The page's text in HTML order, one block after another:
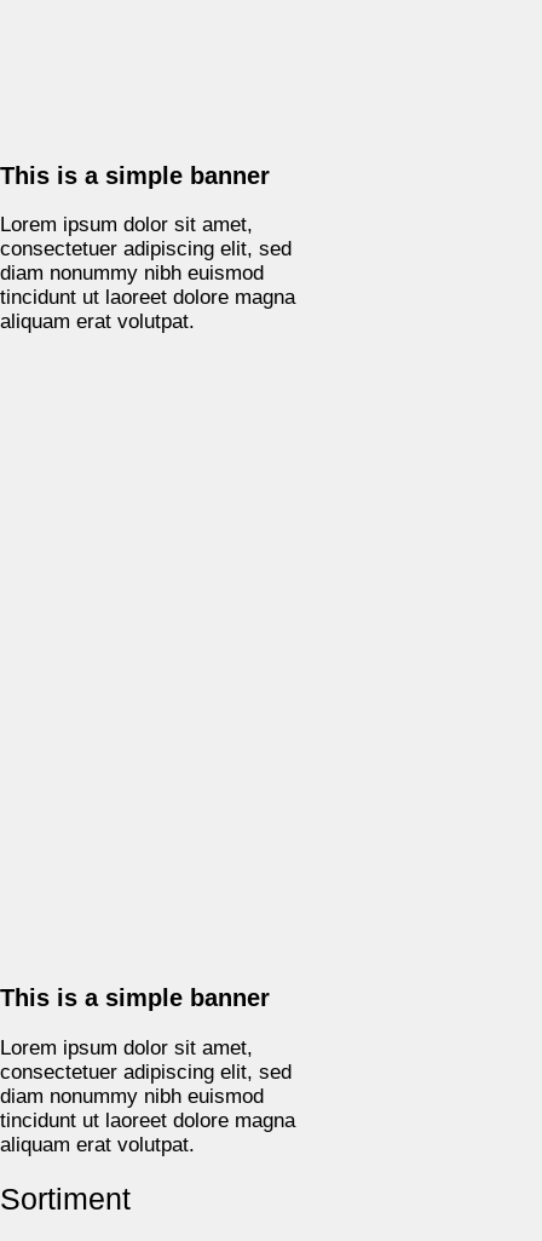
This is a simple banner
Lorem ipsum dolor sit amet,
consectetuer adipiscing elit, sed
diam nonummy nibh euismod
tincidunt ut laoreet dolore magna
aliquam erat volutpat.
This is a simple banner
Lorem ipsum dolor sit amet,
consectetuer adipiscing elit, sed
diam nonummy nibh euismod
tincidunt ut laoreet dolore magna
aliquam erat volutpat.
Sortiment